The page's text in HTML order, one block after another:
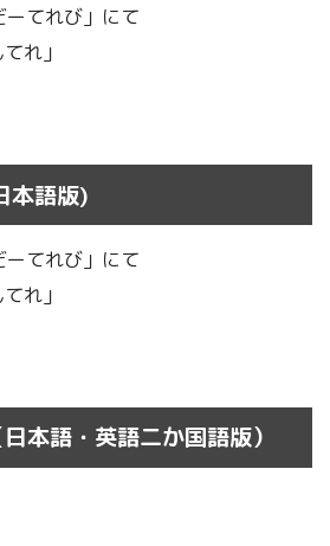
てれび」にて
れ」
本語版)
てれび」にて
れ」
本語・英語二か国語版）